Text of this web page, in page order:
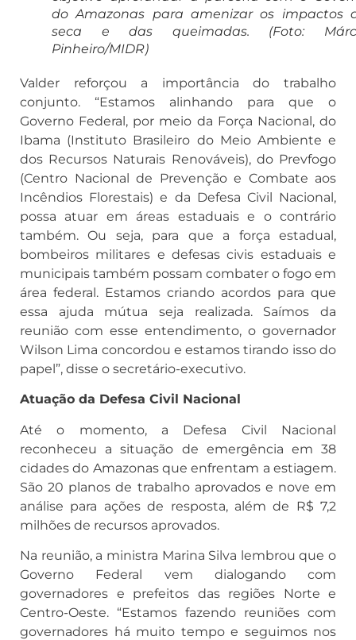
do Amazonas para amenizar os impactos
seca e das queimadas. (Foto:
Pinheiro/MIDR)
Valder reforçou a importância do trabalho
conjunto. “Estamos alinhando para que o
Governo Federal, por meio da Força Nacional, do
Ibama (Instituto Brasileiro do Meio Ambiente e
dos Recursos Naturais Renováveis), do Prevfogo
(Centro Nacional de Prevenção e Combate aos
Incêndios Florestais) e da Defesa Civil Nacional,
possa atuar em áreas estaduais e o contrário
também. Ou seja, para que a força estadual,
bombeiros militares e defesas civis estaduais e
municipais também possam combater o fogo em
área federal. Estamos criando acordos para que
essa ajuda mútua seja realizada. Saímos da
reunião com esse entendimento, o governador
Wilson Lima concordou e estamos tirando isso do
papel”, disse o secretário-executivo.
Atuação da Defesa Civil Nacional
Até o momento, a Defesa Civil Nacional
reconheceu a situação de emergência em 38
cidades do Amazonas que enfrentam a estiagem.
São 20 planos de trabalho aprovados e nove em
análise para ações de resposta, além de R$ 7,2
milhões de recursos aprovados.
Na reunião, a ministra Marina Silva lembrou que o
Governo Federal vem dialogando com
governadores e prefeitos das regiões Norte e
Centro-Oeste. “Estamos fazendo reuniões com
governadores há muito tempo e seguimos nos